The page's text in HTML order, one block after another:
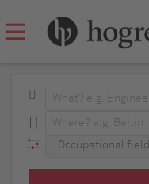
Occupational field